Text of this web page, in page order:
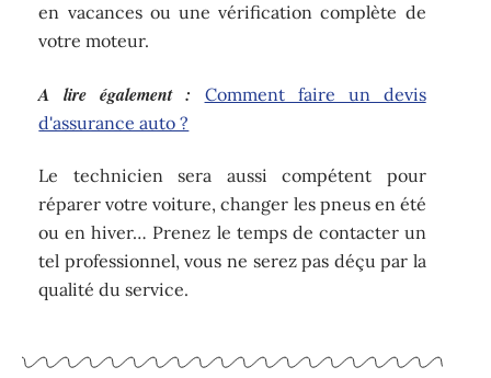
en vacances ou une vérification complète de
votre moteur.
A lire également :
Comment faire un devis
d'assurance auto ?
Le technicien sera aussi compétent pour
réparer votre voiture, changer les pneus en été
ou en hiver… Prenez le temps de contacter un
tel professionnel, vous ne serez pas déçu par la
qualité du service.